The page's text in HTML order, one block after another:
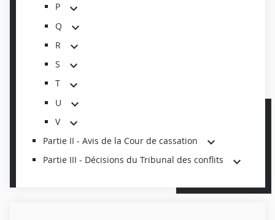
P
Q
R
S
T
U
V
Partie II - Avis de la Cour de cassation
Partie III - Décisions du Tribunal des conflits